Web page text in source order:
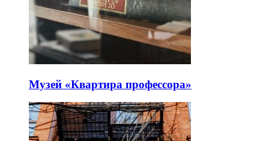
Музей «Квартира профессора»